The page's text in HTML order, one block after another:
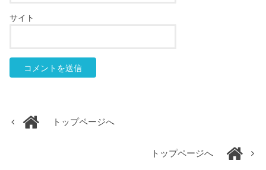
サイト
トップページへ
トップページへ